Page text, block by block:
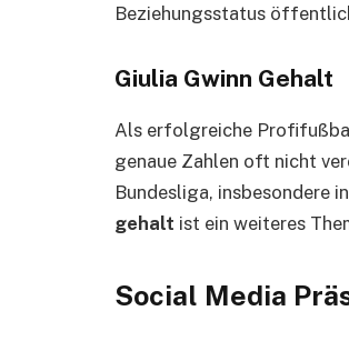
Beziehungsstatus
Giulia Gwinn Gehalt
Als erfolgreiche
genaue Zahlen oft nicht
Bundesliga, insbesondere
gehalt ist ein weiteres
Social Media